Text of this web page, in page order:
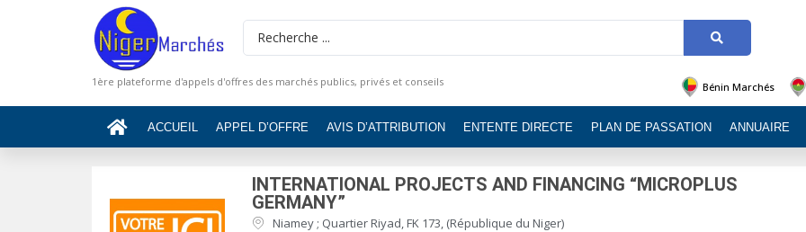
1ère plateforme d'appels d'offres des marchés publics, privés et conseils Bénin Marchés
ACCUEIL APPEL D’OFFRE AVIS D’ATTRIBUTION ENTENTE DIRECTE PLAN DE PASSATION ANNUAIRE
INTERNATIONAL PROJECTS AND FINANCING “MICROPLUS
GERMANY”
Niamey ; Quartier Riyad, FK 173, (République du Niger)